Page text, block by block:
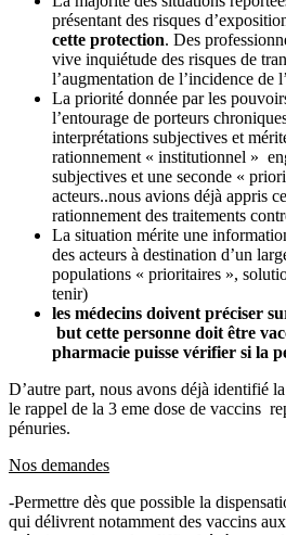
présentant des risques
cette protection. Des
vive inquiétude des risques de
l’augmentation de l’incidence de
La priorité donnée par les
l’entourage de porteurs
interprétations subjectives et
rationnement « institutionnel »
subjectives et une seconde «
acteurs..nous avions déjà appris
rationnement des traitements
La situation mérite une
des acteurs à destination d’un
populations « prioritaires »,
tenir)
les médecins doivent préciser
but cette personne doit être
pharmacie puisse vérifier si la
D’autre part, nous avons déjà identifié
le rappel de la 3 eme dose de vaccins
pénuries.
Nos demandes
-Permettre dès que possible la
qui délivrent notamment des vaccins